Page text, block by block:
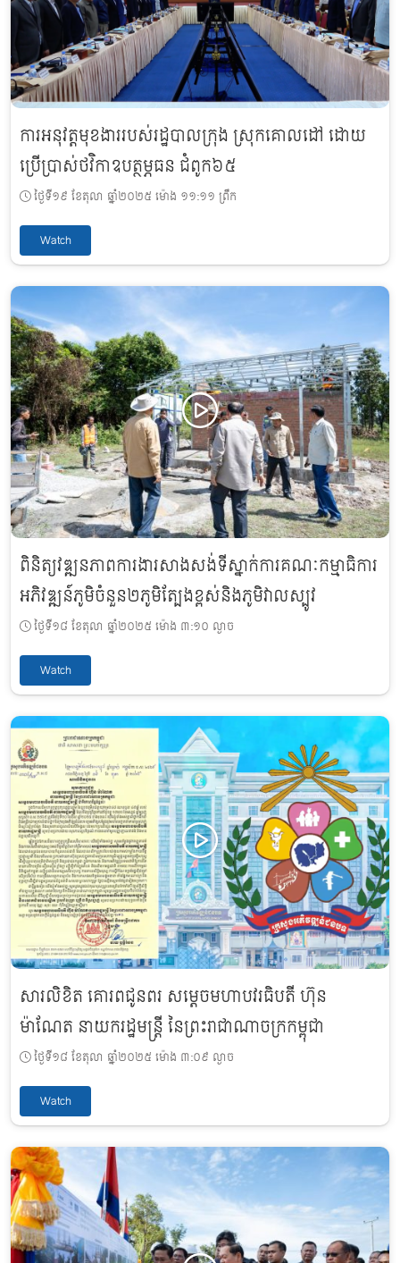
ការអនុវត្តមុខងាររបស់រដ្ឋបាលក្រុង ស្រុកគោលដៅ ដោយ
ប្រើប្រាស់ថវិកាឧបត្ថម្ភធន ជំពូក៦៥
ថ្ងៃទី១៩ ខែតុលា ឆ្នាំ២០២៥ ម៉ោង ១១:១១ ព្រឹក
Watch
ពិនិត្យវឌ្ឍនភាពការងារសាងសង់ទីស្នាក់ការគណៈកម្មាធិការ
អភិវឌ្ឍន៍ភូមិចំនួន២ភូមិត្បែងខ្ពស់និងភូមិវាលស្បូវ
ថ្ងៃទី១៨ ខែតុលា ឆ្នាំ២០២៥ ម៉ោង ៣:១០ ល្ងាច
Watch
សារលិខិត គោរពជូនពរ សម្តេចមហាបវរធិបតី ហ៊ុន
ម៉ាណែត នាយករដ្ឋមន្ត្រី នៃព្រះរាជាណាចក្រកម្ពុជា
ថ្ងៃទី១៨ ខែតុលា ឆ្នាំ២០២៥ ម៉ោង ៣:០៩ ល្ងាច
Watch